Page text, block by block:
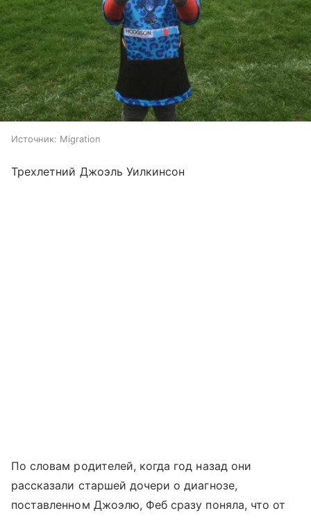
Источник: Migration
Трехлетний Джоэль Уилкинсон
По словам родителей, когда год назад они
рассказали старшей дочери о диагнозе,
поставленном Джоэлю, Феб сразу поняла, что от